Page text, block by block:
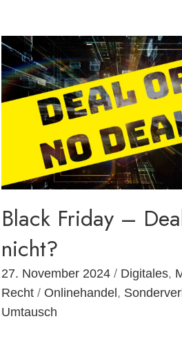
Black Friday –
nicht?
27. November 2024 / Digitales,
Recht / Onlinehandel,
Umtausch